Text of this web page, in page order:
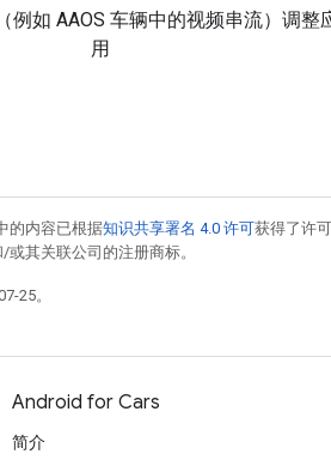
例如 AAOS 车辆中的视频串流）调整
用
的内容已根据知识共享署名 4.0 许可获得了许
或其关联公司的注册商标。
25。
Android for Cars
简介